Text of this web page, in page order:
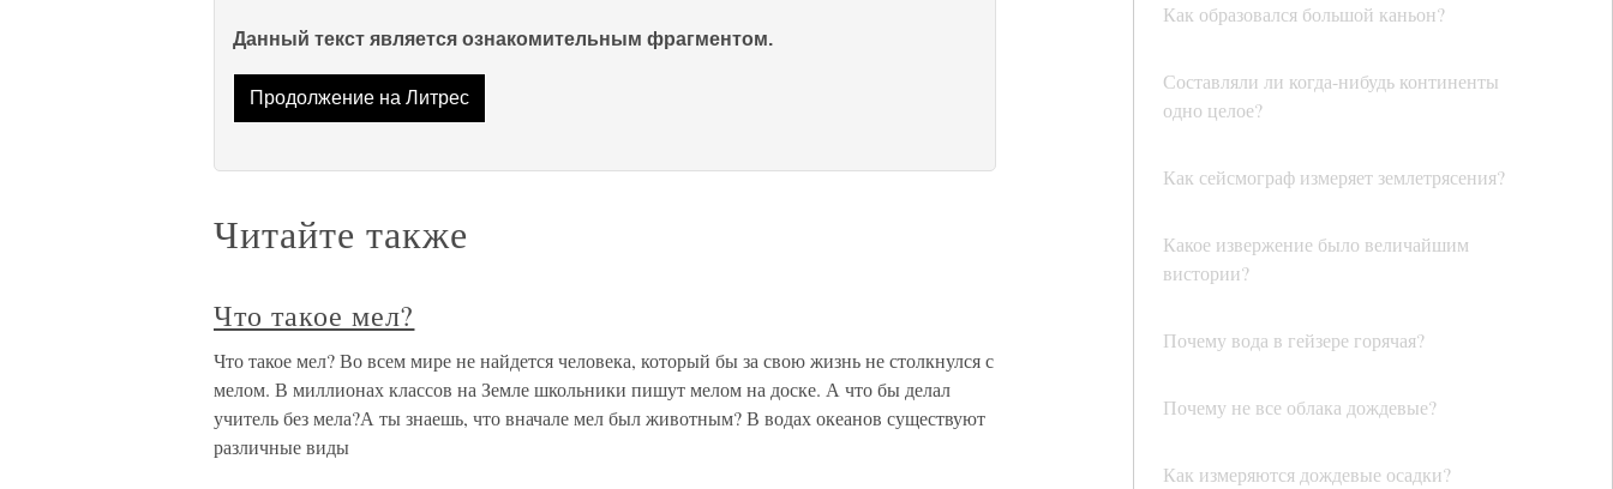
Как образовался большой каньон?
Составляли ли когда-нибудь континенты
одно целое?
Как сейсмограф измеряет землетрясения?
Какое извержение было величайшим
вистории?
Почему вода в гейзере горячая?
Почему не все облака дождевые?
Как измеряются дождевые осадки?
Данный текст является ознакомительным фрагментом.
Продолжение на Литрес
Читайте также
Что такое мел?
Что такое мел? Во всем мире не найдется человека, который бы за свою жизнь не столкнулся с
мелом. В миллионах классов на Земле школьники пишут мелом на доске. А что бы делал
учитель без мела?А ты знаешь, что вначале мел был животным? В водах океанов существуют
различные виды